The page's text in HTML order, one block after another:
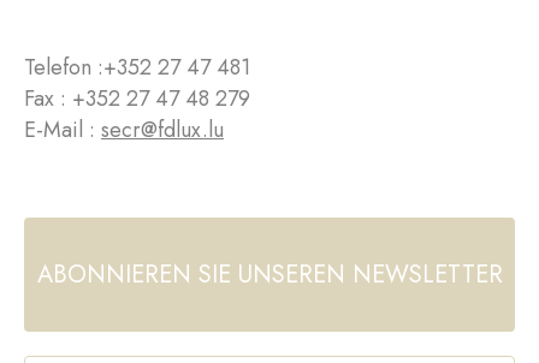
Telefon :+352 27 47 481
Fax : +352 27 47 48 279
E-Mail : secr@fdlux.lu
ABONNIEREN SIE UNSEREN NEWSLETTER